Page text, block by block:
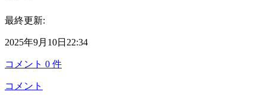
最終更新:
2025年9月10日22:34
コメント 0 件
コメント